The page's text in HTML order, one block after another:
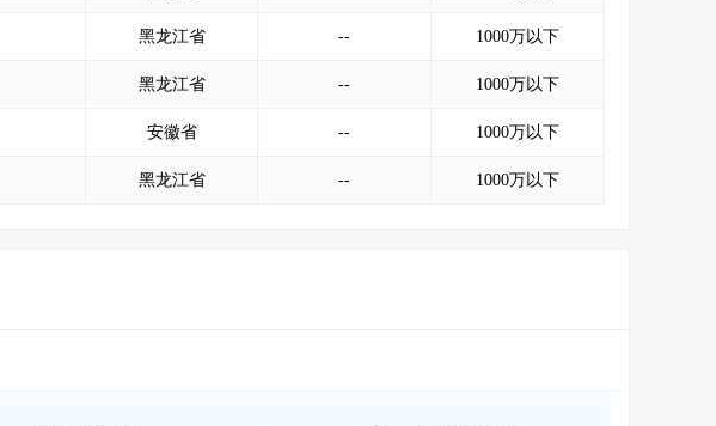
黑龙江省 -- 1000万以下
黑龙江省 -- 1000万以下
安徽省 -- 1000万以下
黑龙江省 -- 1000万以下